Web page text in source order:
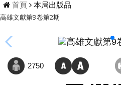
首頁 本局出版品
高雄文獻第9卷第2期
2750